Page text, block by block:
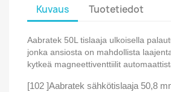
Kuvaus Tuotetiedot
Aabratek 50L tislaaja ulkoisella
jonka ansiosta on mahdollista
kytkeä magneettiventtiilit
[102 ]Aabratek sähkötislaaja 50,8